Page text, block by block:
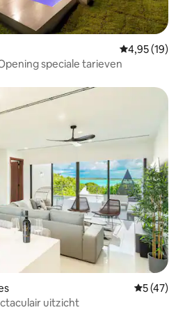
Gemiddelde
4,95 (19)
speciale tarieven
5 (47)
uitzicht